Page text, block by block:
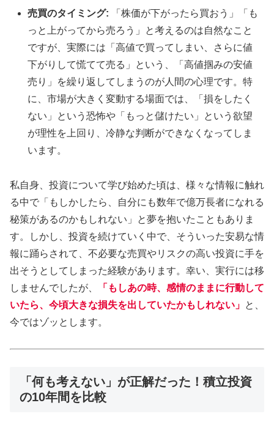
売買のタイミング: 「株価が下がったら買おう」「も
っと上がってから売ろう」と考えるのは自然なこと
ですが、実際には「高値で買ってしまい、さらに値
下がりして慌てて売る」という、「高値掴みの安値
売り」を繰り返してしまうのが人間の心理です。特
に、市場が大きく変動する場面では、「損をしたく
ない」という恐怖や「もっと儲けたい」という欲望
が理性を上回り、冷静な判断ができなくなってしま
います。
私自身、投資について学び始めた頃は、様々な情報に触れ
る中で「もしかしたら、自分にも数年で億万長者になれる
秘策があるのかもしれない」と夢を抱いたこともありま
す。しかし、投資を続けていく中で、そういった安易な情
報に踊らされて、不必要な売買やリスクの高い投資に手を
出そうとしてしまった経験があります。幸い、実行には移
しませんでしたが、
「もしあの時、感情のままに行動して
いたら、今頃大きな損失を出していたかもしれない」 と、
今ではゾッとします。
「何も考えない」が正解だった！積立投資
の10年間を比較